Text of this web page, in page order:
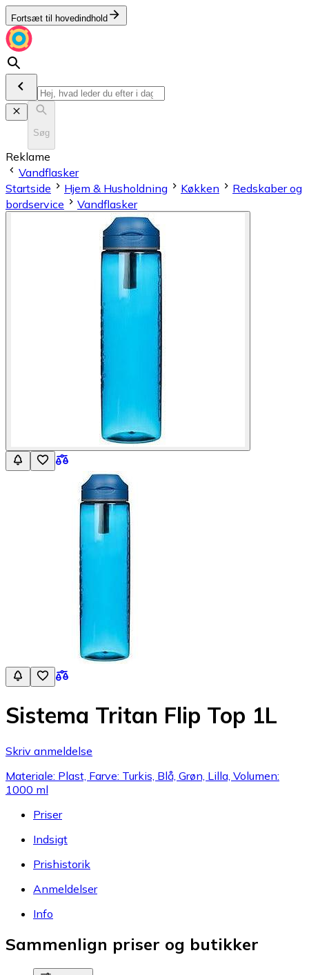
Fortsæt til hovedindhold
Søg
Reklame
Vandflasker
Startside
Hjem & Husholdning Køkken
Redskaber og
bordservice
Vandflasker
Sistema Tritan Flip Top 1L
Skriv anmeldelse
Materiale: Plast, Farve: Turkis, Blå, Grøn, Lilla, Volumen:
1000 ml
Priser
Indsigt
Prishistorik
Anmeldelser
Info
Sammenlign priser og butikker